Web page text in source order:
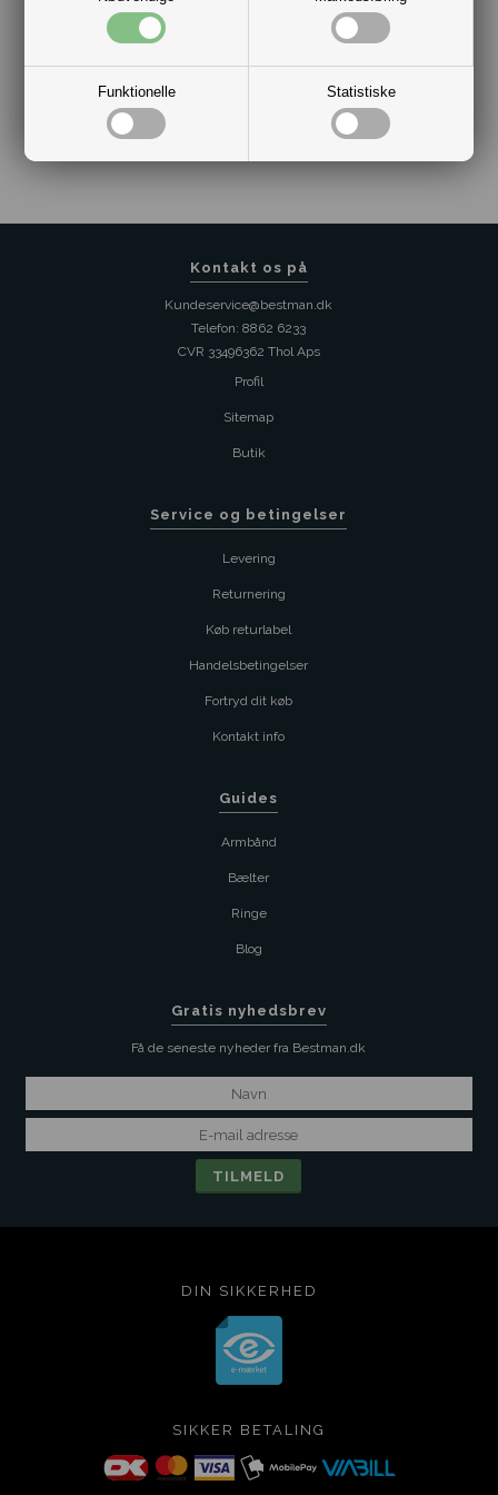
Funktionelle Statistiske
10171287
Kontakt os på
Kundeservice@bestman.dk
Telefon: 8862 6233
CVR 33496362 Thol Aps
Profil
Sitemap
Butik
Service og betingelser
Levering
Returnering
Køb returlabel
Handelsbetingelser
Fortryd dit køb
Kontakt info
Guides
Armbånd
Bælter
Ringe
Blog
Gratis nyhedsbrev
Få de seneste nyheder fra Bestman.dk
DIN SIKKERHED
SIKKER BETALING